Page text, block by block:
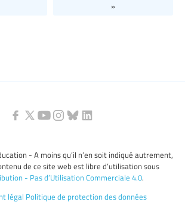
»
- A moins qu’il n’en soit indiqué autrement,
de ce site web est libre d’utilisation sous
- Pas d’Utilisation Commerciale 4.0.
légal Politique de protection des données